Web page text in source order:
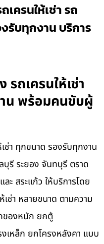
ครนให้เช่า รถ
รับทุกงาน บริการ
ถเครนให้เช่า
น พร้อมคนขับผู้
ช่า ทุกขนาด รองรับทุกงาน
รี ระยอง จันทบุรี ตราด
ะ สระแก้ว ให้บริการโดย
ช่า หลายขนาด ตามความ
ของหนัก ยกตู้
งเหล็ก ยกโครงหลังคา แบบ